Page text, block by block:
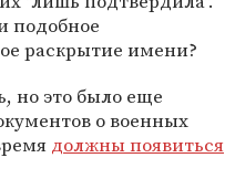
подобное
раскрытие имени?
но это было еще
о военных
должны появиться